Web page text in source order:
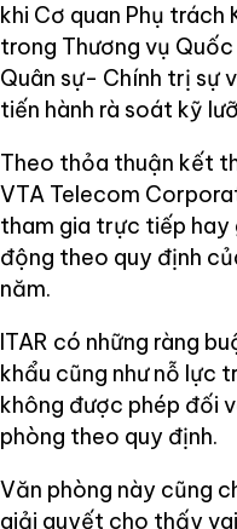
khi Cơ quan Phụ trách
trong Thương vụ
Quân sự- Chính trị sự
tiến hành rà soát kỹ
Theo thỏa thuận kết
VTA Telecom
tham gia trực tiếp
động theo quy định
năm.
ITAR có những ràng
khẩu cũng như nỗ lực
không được phép đối
phòng theo quy định.
Văn phòng này cũng
giải quyết cho thấy